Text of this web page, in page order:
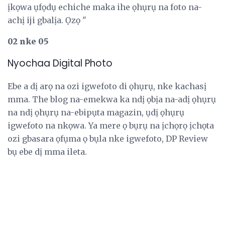
ịkọwa ụfọdụ echiche maka ihe ọhụrụ na foto na-
achị iji gbalịa. Ọzọ "
02 nke 05
Nyochaa Digital Photo
Ebe a dị arọ na ozi igwefoto di ọhụrụ, nke kachasị
mma. The blog na-emekwa ka ndị ọbịa na-adị ọhụrụ
na ndị ọhụrụ na-ebipụta magazin, ụdị ọhụrụ
igwefoto na nkọwa. Ya mere ọ bụrụ na ịchọrọ ịchọta
ozi gbasara ọfụma ọ bụla nke igwefoto, DP Review
bụ ebe dị mma ileta.